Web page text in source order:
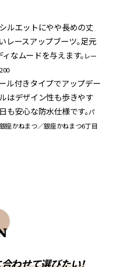
ルエットにやや長めの丈
レースアップブーツ。足元
なムードを与えます。 レー
ル付きタイプでアップデー
はデザイン性も歩きやす
も安心な防水仕様です。パ
座かねまつ／銀座かねまつ6丁目
わせて選びたい！